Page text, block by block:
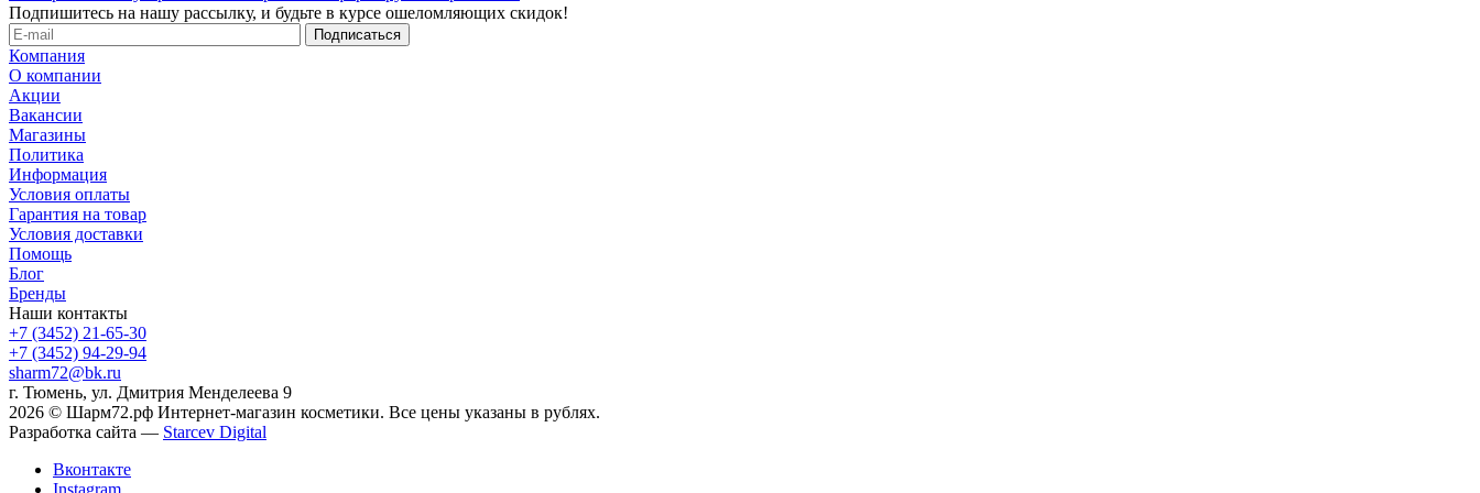
Подпишитесь на нашу рассылку, и будьте в курсе ошеломляющих скидок!
Компания
О компании
Акции
Вакансии
Магазины
Политика
Информация
Условия оплаты
Гарантия на товар
Условия доставки
Помощь
Блог
Бренды
Наши контакты
+7 (3452) 21-65-30
+7 (3452) 94-29-94
sharm72@bk.ru
г. Тюмень, ул. Дмитрия Менделеева 9
2026 © Шарм72.рф Интернет-магазин косметики. Все цены указаны в рублях.
Разработка сайта — Starcev Digital
Вконтакте
Instagram